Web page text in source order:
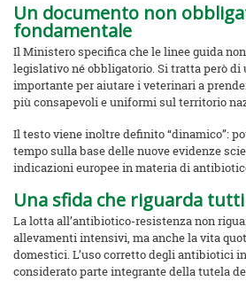
Un documento non
fondamentale
Il Ministero specifica che le linee guida
legislativo né obbligatorio. Si tratta però
importante per aiutare i veterinari a
più consapevoli e uniformi sul territorio
Il testo viene inoltre definito “dinamico”:
tempo sulla base delle nuove evidenze
indicazioni europee in materia di
Una sfida che riguarda tutti
La lotta all’antibiotico-resistenza non
allevamenti intensivi, ma anche la vita
domestici. L’uso corretto degli antibiotici
considerato parte integrante della tutela